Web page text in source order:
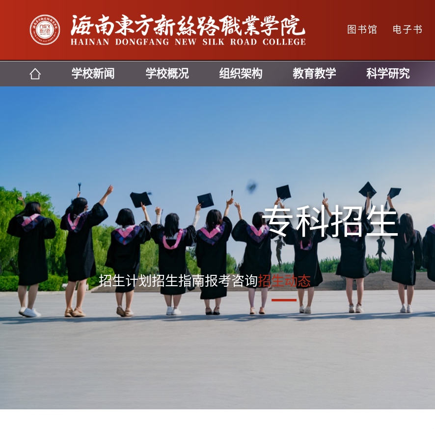
图书馆 电子书
学校新闻 学校概况 组织架构 教育教学 科学研究
专科招生
招生计划招生指南报考咨询招生动态